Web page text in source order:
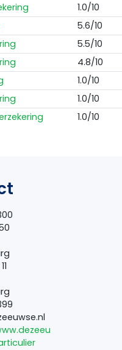
1.0/10
5.6/10
5.5/10
4.8/10
1.0/10
1.0/10
1.0/10